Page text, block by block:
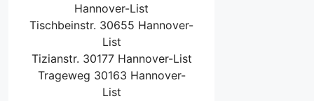
Hannover-List
Tischbeinstr. 30655 Hannover-
List
Tizianstr. 30177 Hannover-List
Trageweg 30163 Hannover-
List